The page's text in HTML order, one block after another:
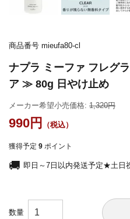
商品番号 mieufa80-cl
ナプラ ミーファ フレグ
ア ≫ 80g 日やけ止め
メーカー希望小売価格: 1,320
990
獲得予定 9 ポイント
即日～7日以内発送予定★土日